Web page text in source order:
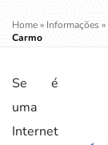
Home» Informações »
Carmo
Se é
uma
Internet